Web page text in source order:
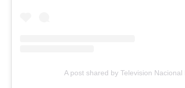
A post shared by Television Nacional